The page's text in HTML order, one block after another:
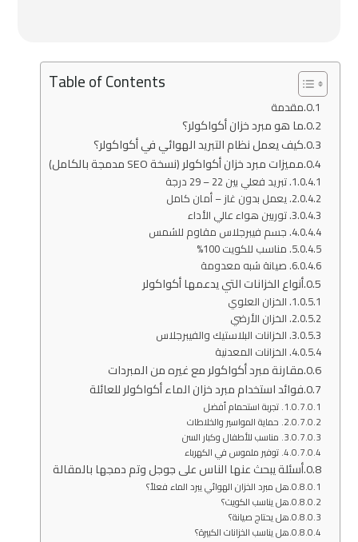
Table of Contents
مقدمة
ما هو مبرد خزان أكواكولر؟
كيف يعمل نظام التبريد الهوائي في أكواكولر؟
مميزات مبرد خزان أكواكولر (نسخة SEO مدمجة بالكامل)
1. تبريد فعلي بين 22 – 29 درجة
2. يعمل بدون غاز – أمان كامل
3. توربين هواء عالي الأداء
4. جسم فيبرجلاس مقاوم للشمس
5. مناسب للكويت 100%
6. صيانة شبه معدومة
أنواع الخزانات التي يدعمها أكواكولر
1. الخزان العلوي
2. الخزان الأرضي
3. الخزانات البلاستيك والفيبرجلاس
4. الخزانات المعدنية
مقارنة مبرد أكواكولر مع غيره من المبردات
فوائد استخدام مبرد خزان الماء أكواكولر للعائلة
1. تجربة استحمام أفضل
2. حماية المواسير والخلاطات
3. مناسب للأطفال وكبار السن
4. توفير ملموس في الكهرباء
أسئلة يبحث عنها الناس على جوجل وتم دمجها بالمقالة
هل مبرد الخزان الهوائي يبرد الماء فعلاً؟
هل يناسب الكويت؟
هل يحتاج صيانة؟
هل يناسب الخزانات الكبيرة؟